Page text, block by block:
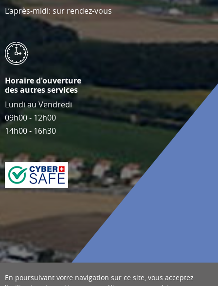
L’après-midi: sur rendez-vous
Horaire d'ouverture
des autres services
Lundi au Vendredi
09h00 - 12h00
14h00 - 16h30
En poursuivant votre navigation sur ce site, vous acceptez